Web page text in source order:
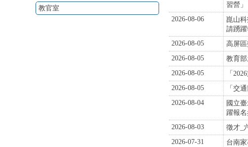
教官室
習營」
2026-08-06
崑山
請踴躍
2026-08-05 高屏
2026-08-05
教育
2026-08-05
「
2026-08-05
「交
2026-08-04
國立
躍報名
2026-08-03 徵才_
2026-07-31
台南